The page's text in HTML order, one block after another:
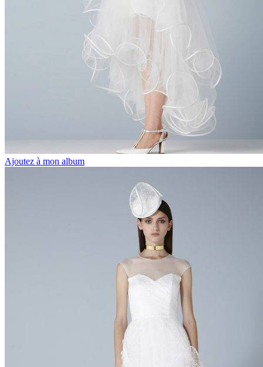
Ajoutez à mon album